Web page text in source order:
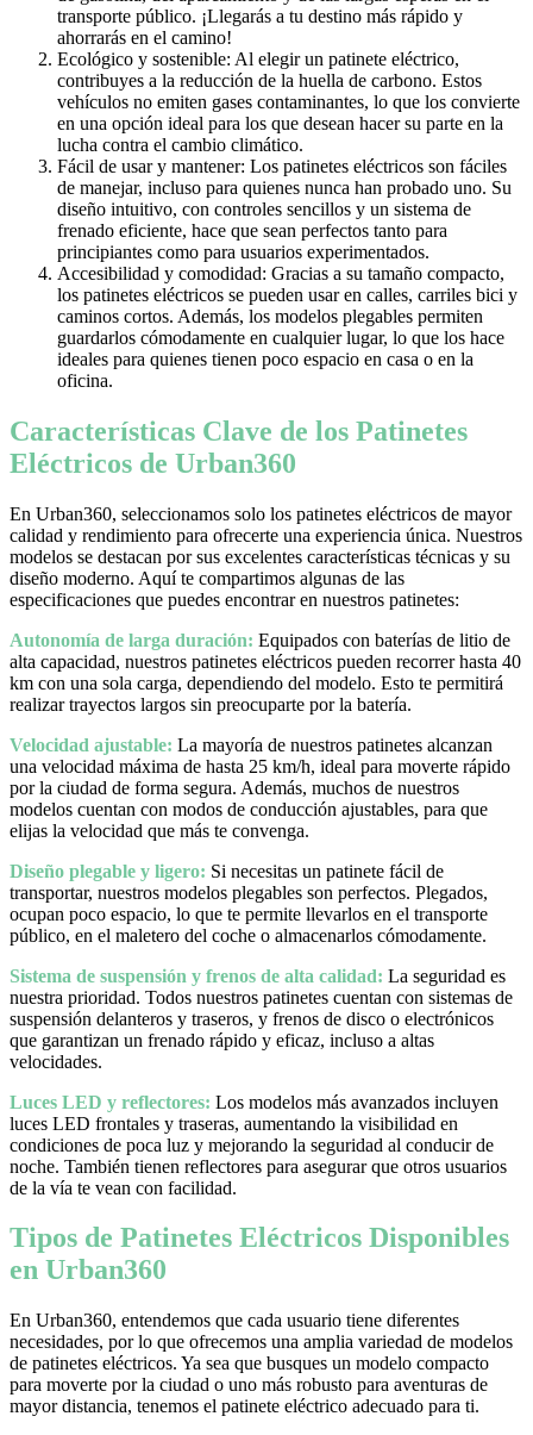
transporte público. ¡Llegarás a tu destino más rápido y
ahorrarás en el camino!
Ecológico y sostenible: Al elegir un patinete eléctrico,
contribuyes a la reducción de la huella de carbono. Estos
vehículos no emiten gases contaminantes, lo que los convierte
en una opción ideal para los que desean hacer su parte en la
lucha contra el cambio climático.
Fácil de usar y mantener: Los patinetes eléctricos son fáciles
de manejar, incluso para quienes nunca han probado uno. Su
diseño intuitivo, con controles sencillos y un sistema de
frenado eficiente, hace que sean perfectos tanto para
principiantes como para usuarios experimentados.
Accesibilidad y comodidad: Gracias a su tamaño compacto,
los patinetes eléctricos se pueden usar en calles, carriles bici y
caminos cortos. Además, los modelos plegables permiten
guardarlos cómodamente en cualquier lugar, lo que los hace
ideales para quienes tienen poco espacio en casa o en la
oficina.
Características Clave de los Patinetes
Eléctricos de Urban360
En Urban360, seleccionamos solo los patinetes eléctricos de mayor
calidad y rendimiento para ofrecerte una experiencia única. Nuestros
modelos se destacan por sus excelentes características técnicas y su
diseño moderno. Aquí te compartimos algunas de las
especificaciones que puedes encontrar en nuestros patinetes:
Autonomía de larga duración: Equipados con baterías de litio de
alta capacidad, nuestros patinetes eléctricos pueden recorrer hasta 40
km con una sola carga, dependiendo del modelo. Esto te permitirá
realizar trayectos largos sin preocuparte por la batería.
Velocidad ajustable: La mayoría de nuestros patinetes alcanzan
una velocidad máxima de hasta 25 km/h, ideal para moverte rápido
por la ciudad de forma segura. Además, muchos de nuestros
modelos cuentan con modos de conducción ajustables, para que
elijas la velocidad que más te convenga.
Diseño plegable y ligero: Si necesitas un patinete fácil de
transportar, nuestros modelos plegables son perfectos. Plegados,
ocupan poco espacio, lo que te permite llevarlos en el transporte
público, en el maletero del coche o almacenarlos cómodamente.
Sistema de suspensión y frenos de alta calidad: La seguridad es
nuestra prioridad. Todos nuestros patinetes cuentan con sistemas de
suspensión delanteros y traseros, y frenos de disco o electrónicos
que garantizan un frenado rápido y eficaz, incluso a altas
velocidades.
Luces LED y reflectores: Los modelos más avanzados incluyen
luces LED frontales y traseras, aumentando la visibilidad en
condiciones de poca luz y mejorando la seguridad al conducir de
noche. También tienen reflectores para asegurar que otros usuarios
de la vía te vean con facilidad.
Tipos de Patinetes Eléctricos Disponibles
en Urban360
En Urban360, entendemos que cada usuario tiene diferentes
necesidades, por lo que ofrecemos una amplia variedad de modelos
de patinetes eléctricos. Ya sea que busques un modelo compacto
para moverte por la ciudad o uno más robusto para aventuras de
mayor distancia, tenemos el patinete eléctrico adecuado para ti.